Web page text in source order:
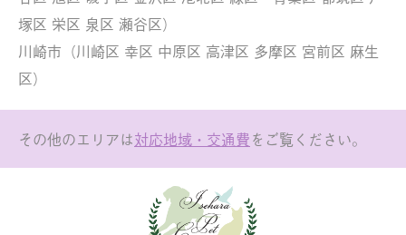
塚区 栄区 泉区 瀬谷区）
川崎市（川崎区 幸区 中原区 高津区 多摩区 宮前区 麻生
区）
その他のエリアは対応地域・交通費をご覧ください。